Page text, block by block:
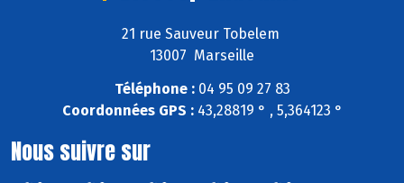
21 rue Sauveur Tobelem
13007 Marseille
Téléphone :04 95 09 27 83
Coordonnées GPS :43,28819 ° , 5,364123 °
Nous suivre sur